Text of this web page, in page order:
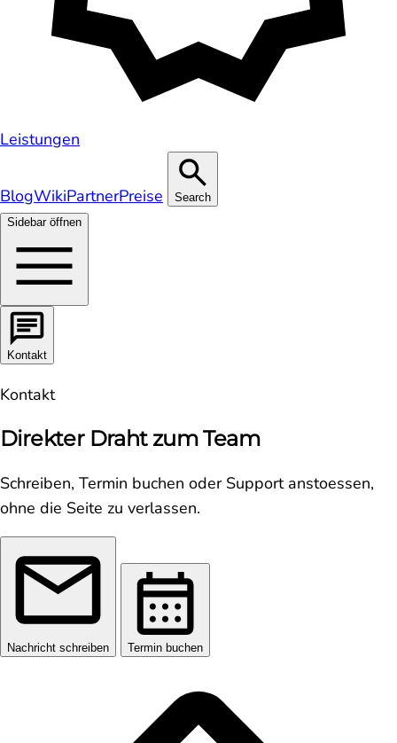
Leistungen
BlogWikiPartnerPreise
Search
Sidebar öffnen
Kontakt
Kontakt
Direkter Draht zum Team
Schreiben, Termin buchen oder Support anstoessen,
ohne die Seite zu verlassen.
Nachricht schreiben Termin buchen